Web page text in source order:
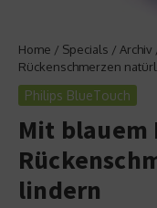
Home / Specials / Archiv
Rückenschmerzen
Philips BlueTouch
Mit blauem
lindern